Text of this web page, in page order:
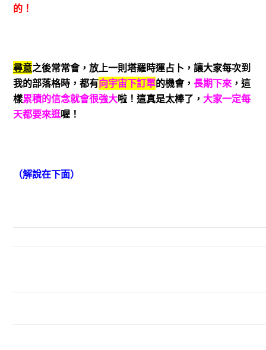
的！
尋意之後常常會，放上一則塔羅時運占卜，讓大家每次到
我的部落格時，都有向宇宙下訂單的機會， 長期下來，這
樣累積的信念就會很強大啦！這真是太棒了， 大家一定每
天都要來逛喔！
（解說在下面）